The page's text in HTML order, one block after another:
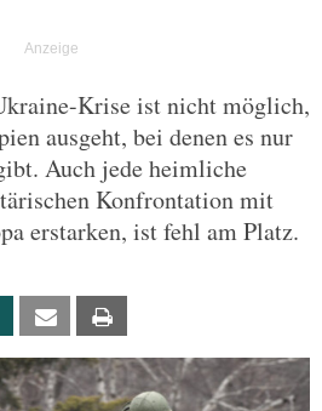
Krise ist nicht möglich,
ausgeht, bei denen es nur
Auch jede heimliche
Konfrontation mit
erstarken, ist fehl am Platz.
Xing Email